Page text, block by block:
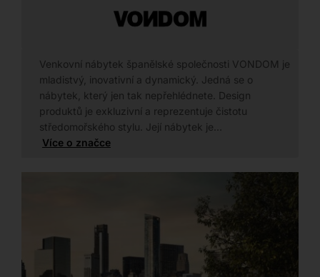
Venkovní nábytek španělské společnosti VONDOM je
mladistvý, inovativní a dynamický. Jedná se o
nábytek, který jen tak nepřehlédnete. Design
produktů je exkluzivní a reprezentuje čistotu
středomořského stylu. Její nábytek je…
Více o značce